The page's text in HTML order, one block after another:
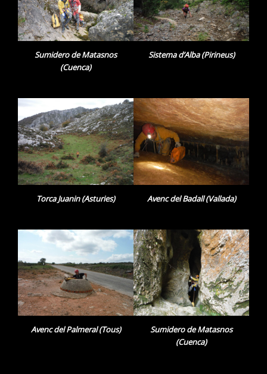
Sumidero de Matasnos
(Cuenca)
Sistema d’Alba (Pirineus)
Torca Juanin (Asturies) Avenc del Badall (Vallada)
Avenc del Palmeral (Tous)
Sumidero de Matasnos
(Cuenca)